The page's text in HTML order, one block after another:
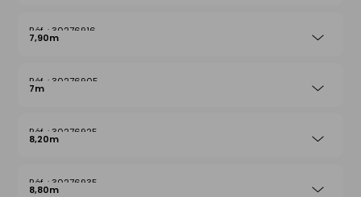
30276916
7,90m
30276905
7m
30276925
8,20m
30276935
8,80m